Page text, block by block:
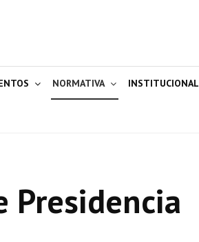
NORMATIVA INSTITUCIONAL
Presidencia